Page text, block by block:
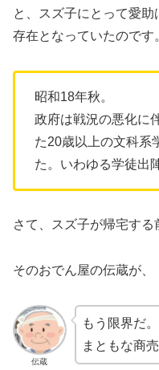
と、スズ子にとって愛
存在となっていたのです
昭和18年秋。
政府は戦況の悪化に
た20歳以上の文科系
た。いわゆる学徒出
さて、スズ子が帰宅する
そのおでん屋の伝蔵が、
伝蔵
もう限界だ
まともな商